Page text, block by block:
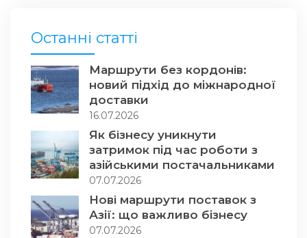
Останні статті
Маршрути без кордонів:
новий підхід до міжнародної
доставки
16.07.2026
Як бізнесу уникнути
затримок під час роботи з
азійськими постачальниками
07.07.2026
Нові маршрути поставок з
Азії: що важливо бізнесу
07.07.2026